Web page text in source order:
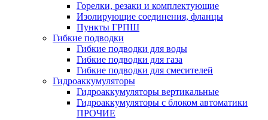
Горелки, резаки и комплектующие
Изолирующие соединения, фланцы
Пункты ГРПШ
Гибкие подводки
Гибкие подводки для воды
Гибкие подводки для газа
Гибкие подводки для смесителей
Гидроаккумуляторы
Гидроаккумуляторы вертикальные
Гидроаккумуляторы с блоком автоматики
ПРОЧИЕ